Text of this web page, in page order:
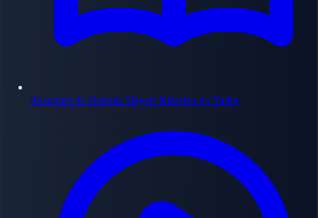
Resumen de Demon Slayer: Kimetsu no Yaiba